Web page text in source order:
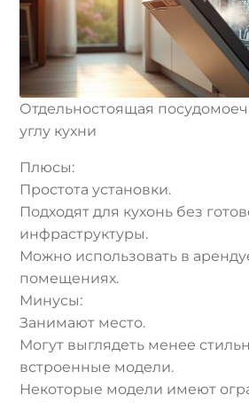
Отдельностоящая
углу кухни
Плюсы:
Простота установки.
Подходят для кухонь без
инфраструктуры.
Можно использовать в
помещениях.
Минусы:
Занимают место.
Могут выглядеть менее
встроенные модели.
Некоторые модели имеют